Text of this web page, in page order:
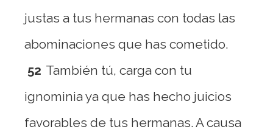
justas a tus hermanas con todas las
abominaciones que has cometido.
52 También tú, carga con tu
ignominia ya que has hecho juicios
favorables de tus hermanas. A causa